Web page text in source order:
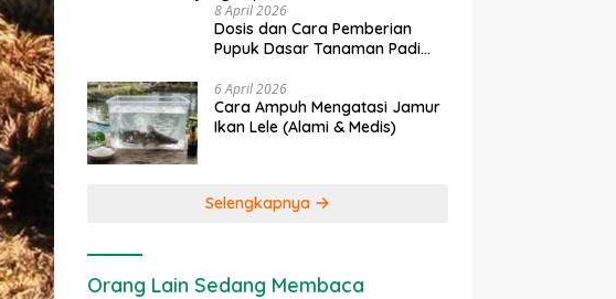
8 April 2026
Dosis dan Cara Pemberian
Pupuk Dasar Tanaman Padi
6 April 2026
Cara Ampuh Mengatasi Jamur
Ikan Lele (Alami & Medis)
Selengkapnya
Orang Lain Sedang Membaca